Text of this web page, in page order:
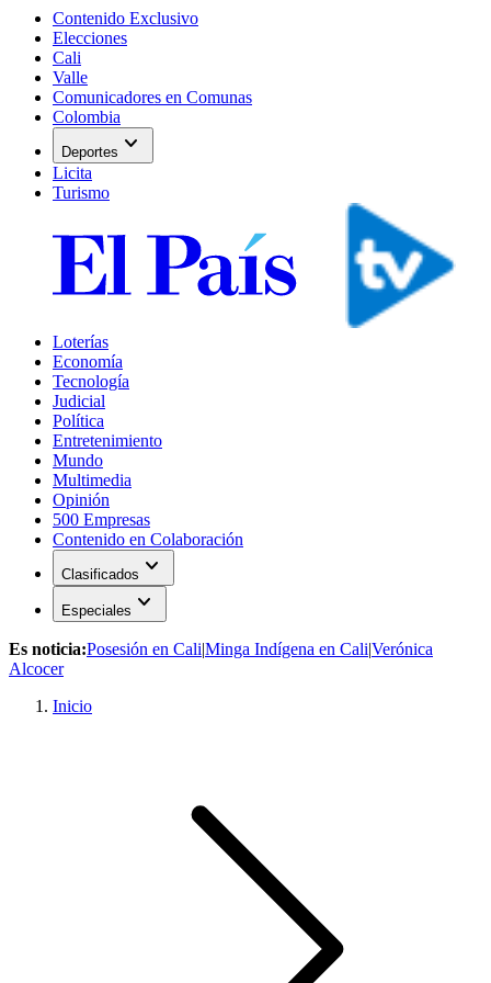
Contenido Exclusivo
Elecciones
Cali
Valle
Comunicadores en Comunas
Colombia
Deportes expand_more
Licita
Turismo
Loterías
Economía
Tecnología
Judicial
Política
Entretenimiento
Mundo
Multimedia
Opinión
500 Empresas
Contenido en Colaboración
Clasificados expand_more
Especiales expand_more
Es noticia:Posesión en Cali|Minga Indígena en Cali|Verónica
Alcocer
Inicio